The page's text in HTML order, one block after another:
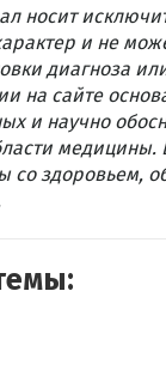
носит
и не
диагноза
на сайте
и научно
медицины.
со здоровьем,